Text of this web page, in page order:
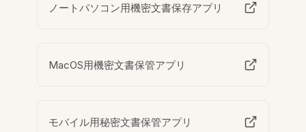
ノートパソコン用機密文書保存アプリ
MacOS用機密文書保管アプリ
モバイル用秘密文書保管アプリ